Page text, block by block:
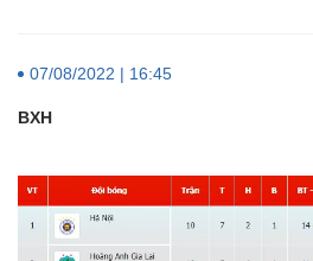
07/08/2022 | 16:45
BXH